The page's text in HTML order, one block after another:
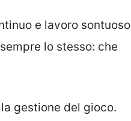
e lavoro sontuoso
lo stesso: che
gestione del gioco.